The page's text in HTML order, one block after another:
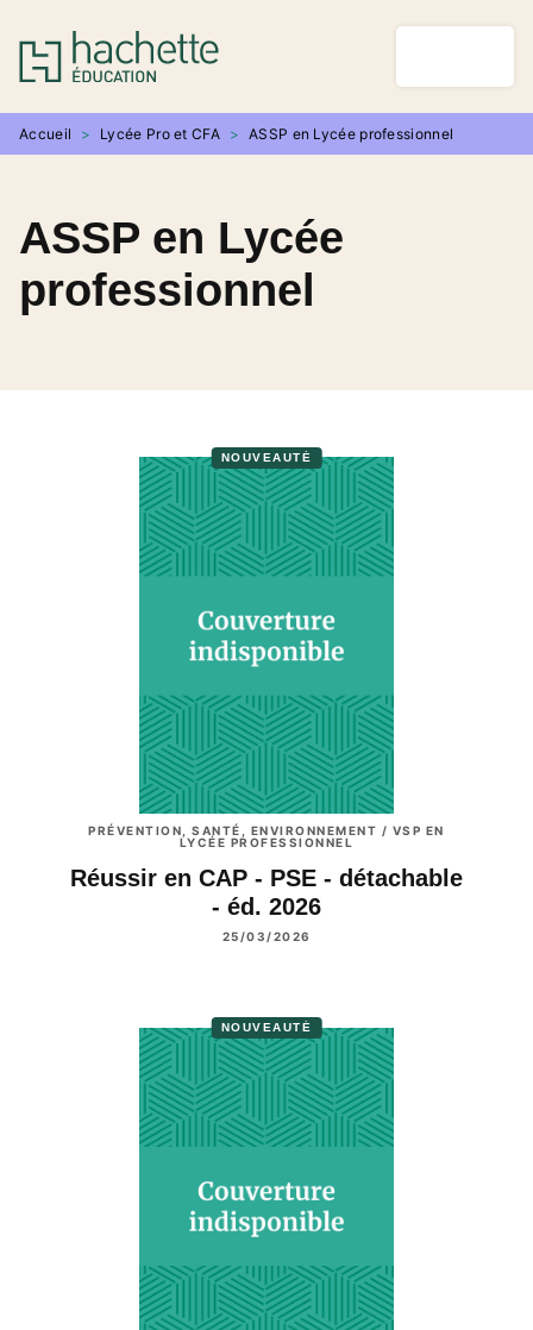
MENU RECHERCHE
PIED DE PAGE
Accueil > Lycée Pro et CFA > ASSP en Lycée professionnel
ASSP en Lycée
professionnel
NOUVEAUTÉ
PRÉVENTION, SANTÉ, ENVIRONNEMENT / VSP EN
LYCÉE PROFESSIONNEL
Réussir en CAP - PSE - détachable
- éd. 2026
25/03/2026
NOUVEAUTÉ